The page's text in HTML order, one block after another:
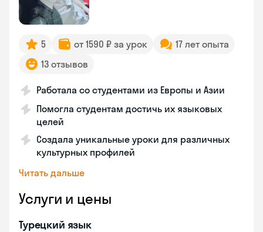
5 от 1590 ₽ за урок
17 лет опыта
13 отзывов
Работала со студентами из Европы и Азии
Помогла студентам достичь их языковых
целей
Создала уникальные уроки для различных
культурных профилей
Читать дальше
Услуги и цены
Турецкий язык